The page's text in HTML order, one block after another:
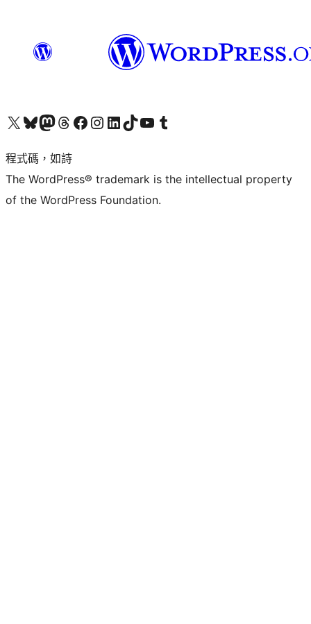
查看我們的 X (之前的 Twitter) 帳號造訪我們的 Bluesky 帳號造訪我們的 Mastodon 帳號造訪我們的 Threads 帳號 造訪我們的 Facebook 粉絲專頁Visit our Instagram account
Visit our LinkedIn account
造訪我們的 TikTok 帳號Visit our YouTube channel
造訪我們的 Tumblr 帳號
程式碼，如詩
The WordPress® trademark is the intellectual property
of the WordPress Foundation.